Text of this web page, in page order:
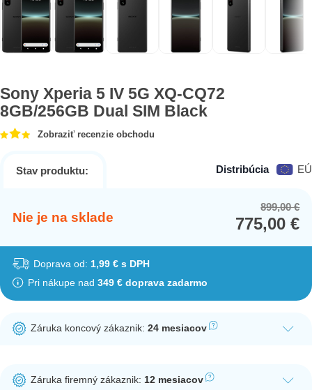
Sony Xperia 5 IV 5G XQ-CQ72
8GB/256GB Dual SIM Black
Zobraziť recenzie obchodu
Stav produktu: Distribúcia EÚ
Nie je na sklade
899,00€
775,00€
Doprava od: 1,99 € s DPH
Pri nákupe nad 349 € doprava zadarmo
Záruka koncový zákaznik:24 mesiacov
potrebná registrácia zákazníckeho účtu.
Záruka firemný zákaznik:12 mesiacov